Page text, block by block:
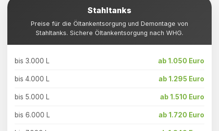
Stahltanks
Preise für die Öltankentsorgung und Demontage von
Stahltanks. Sichere Öltankentsorgung nach WHG.
bis 3.000 L ab 1.050 Euro
bis 4.000 L ab 1.295 Euro
bis 5.000 L ab 1.510 Euro
bis 6.000 L ab 1.720 Euro